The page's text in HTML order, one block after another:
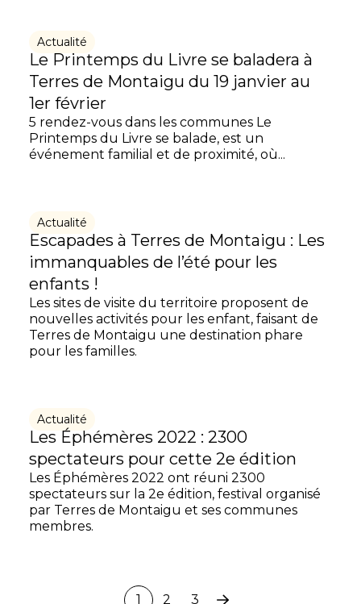
Actualité
Le Printemps du Livre se baladera à
Terres de Montaigu du 19 janvier au
1er février
5 rendez-vous dans les communes Le
Printemps du Livre se balade, est un
événement familial et de proximité, où...
Actualité
Escapades à Terres de Montaigu : Les
immanquables de l’été pour les
enfants !
Les sites de visite du territoire proposent de
nouvelles activités pour les enfant, faisant de
Terres de Montaigu une destination phare
pour les familles.
Actualité
Les Éphémères 2022 : 2300
spectateurs pour cette 2e édition
Les Éphémères 2022 ont réuni 2300
spectateurs sur la 2e édition, festival organisé
par Terres de Montaigu et ses communes
membres.
1 2 3